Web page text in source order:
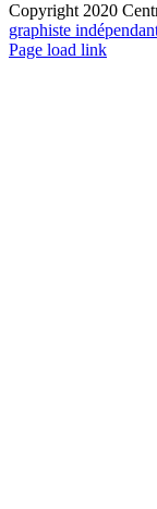
Copyright 2020
graphiste
Page load link